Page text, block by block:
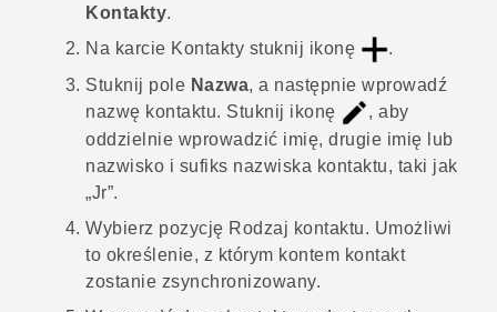
Zaloguj się
Kontakty.
Na karcie Kontakty stuknij ikonę
.
Stuknij pole Nazwa, a następnie wprowadź
nazwę kontaktu. Stuknij ikonę
, aby
oddzielnie wprowadzić imię, drugie imię lub
nazwisko i sufiks nazwiska kontaktu, taki jak
„Jr”.
Wybierz pozycję Rodzaj kontaktu. Umożliwi
to określenie, z którym kontem kontakt
zostanie zsynchronizowany.